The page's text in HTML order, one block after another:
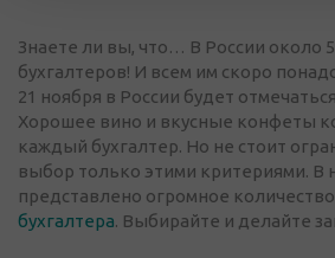
Знаете ли вы, что… В России около
бухгалтеров! И всем им скоро
21 ноября в России будет
Хорошее вино и вкусные конфеты
каждый бухгалтер. Но не стоит
выбор только этими критериями. В
представлено огромное количество
бухгалтера. Выбирайте и делайте